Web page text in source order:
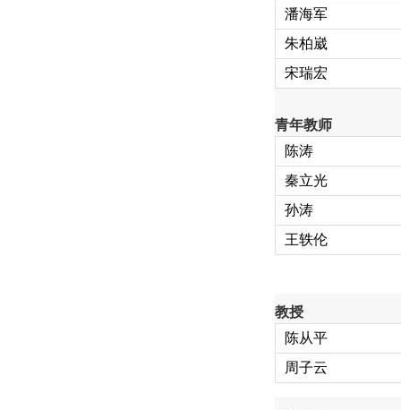
潘海军
朱柏崴
宋瑞宏
青年教师
陈涛
秦立光
孙涛
王轶伦
教授
陈从平
周子云